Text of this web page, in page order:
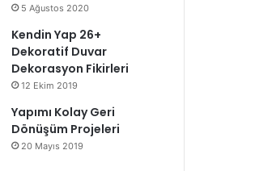
5 Ağustos 2020
Kendin Yap 26+
Dekoratif Duvar
Dekorasyon Fikirleri
12 Ekim 2019
Yapımı Kolay Geri
Dönüşüm Projeleri
20 Mayıs 2019